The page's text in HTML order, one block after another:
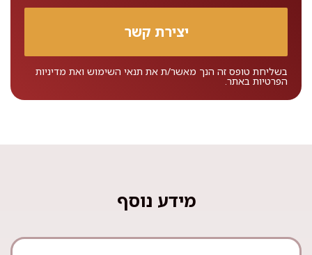
בשליחת טופס זה הנך מאשר/ת את תנאי השימוש ואת מדיניות
הפרטיות באתר.
מידע נוסף